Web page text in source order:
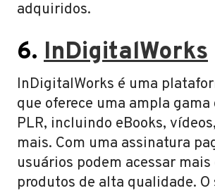
adquiridos.
6. InDigitalWorks
InDigitalWorks é uma
que oferece uma ampla
PLR, incluindo eBooks,
mais. Com uma assinatura
usuários podem acessar
produtos de alta qualidade. O